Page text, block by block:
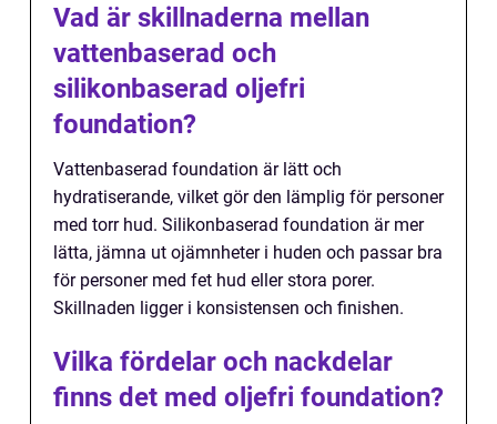
Vad är skillnaderna mellan
vattenbaserad och
silikonbaserad oljefri
foundation?
Vattenbaserad foundation är lätt och
hydratiserande, vilket gör den lämplig för personer
med torr hud. Silikonbaserad foundation är mer
lätta, jämna ut ojämnheter i huden och passar bra
för personer med fet hud eller stora porer.
Skillnaden ligger i konsistensen och finishen.
Vilka fördelar och nackdelar
finns det med oljefri foundation?